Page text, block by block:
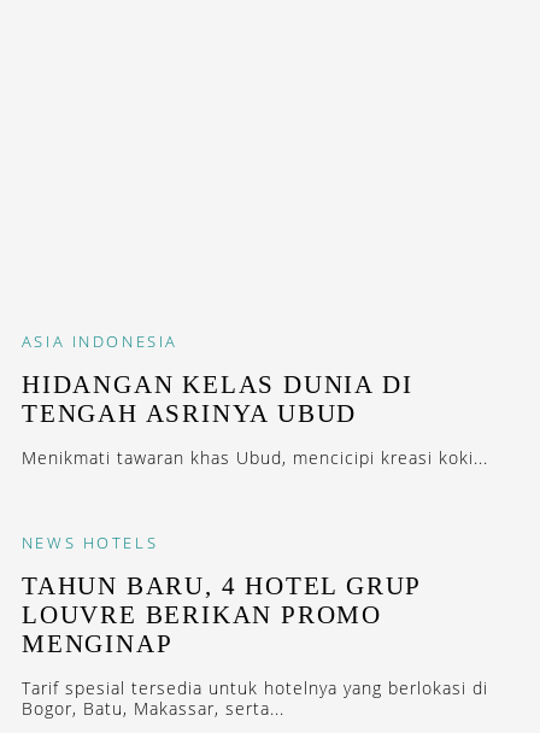
ASIA INDONESIA
HIDANGAN KELAS DUNIA DI
TENGAH ASRINYA UBUD
Menikmati tawaran khas Ubud, mencicipi kreasi koki...
NEWS HOTELS
TAHUN BARU, 4 HOTEL GRUP
LOUVRE BERIKAN PROMO
MENGINAP
Tarif spesial tersedia untuk hotelnya yang berlokasi di
Bogor, Batu, Makassar, serta...